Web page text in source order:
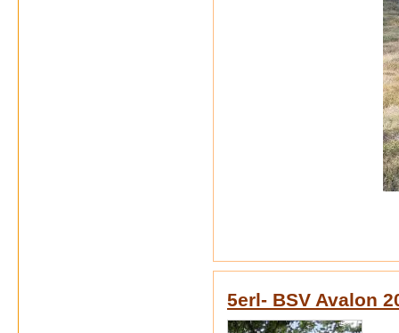
5erl- BSV Avalon